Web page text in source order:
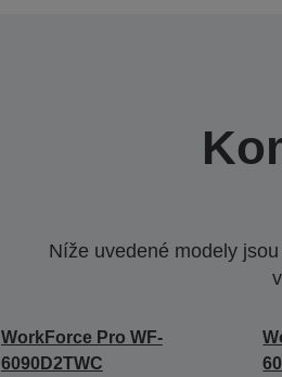
Níže uvedené modely
WorkForce Pro WF-
6090D2TWC